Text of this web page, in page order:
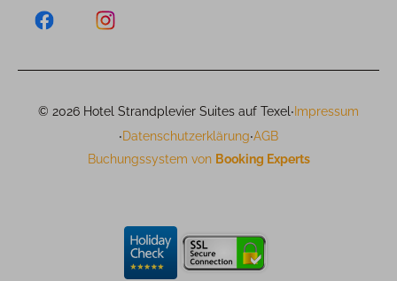
© 2026 Hotel Strandplevier Suites auf Texel · Impressum
·Datenschutzerklärung·AGB
Buchungssystem von Booking Experts